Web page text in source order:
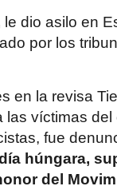
le dio asilo en
por los
en la revisa
víctimas
fue
húngara,
del